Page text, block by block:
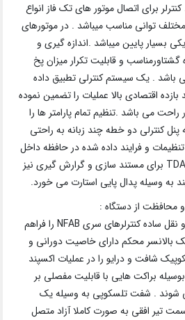
برای اتصال موتور های تک فاز انواع
توانی مناسب میباشد . در موتورهای
بسیار پایین میباشد .اندازه گیری و
و قابلیت تکرار میزان پخ
باشد . یک سیستم کنترلی تطبیق داده
اقتصادی بالا عملیات را تضمین نموده
راحت می باشد .تنظیم تمام پارامتر ها را
پنل کنترلی دو خطه چند زبانه به راحتی
و فرایند داده شده در حافظه داخل
دستگاه و امکان اتصال چاپگر TDA برای مستند سازی و گرارش گیری نیز
به وسیله پدال پایی استارت می خورد.
از دستگاه :
چرخ دستی فوق امکان حمل و نقل ساده کنترلرهای سری NFAB را فراهم
بالانسر محکم دارای خاصیت دورانی و
شافت و درایو را در عملیات اکسپند
براکت هایی با قابلیت مفصلی بر
. شفت تلسکوپی به وسیله یک
تیر افقی به صورت کاملا آزاد متصل